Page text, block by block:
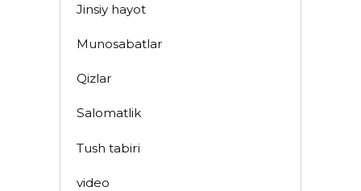
Jinsiy hayot
Munosabatlar
Qizlar
Salomatlik
Tush tabiri
video